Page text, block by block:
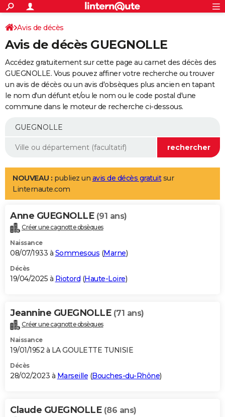
ACTUALITÉS
Politique
Société
Faits Divers
Education
Monde
Villes
+
SPORT
Coupe du monde 2026
Football
Tennis
Cyclisme
Rugby
Forum
Programme TV
TNT
Streaming
Cinéma
Sorties cinéma
Musique
+
FINANCE
Impôts
Immobilier
Risques naturels par ville
Banque
Assurance
Crédit
AUTO
Essais
Réserver un essai
Citadines
Berlines
SUV
Forum auto
+
Mobiles
Meilleur smartphone
Internet
Ordinateurs
Jeux vidéo
Guide high-tech
Aménagement intérieur
LIFESTYLE
Art de vivre
Bien-être
Loisirs
Mode
Modes de vie
Alimentation
Guide de la santé
Maladies
Médicaments
Sommeil
VOYAGE
Destinations
City break
Voyage nature
Voyage de noces
Forum
Climat
+PHOTO
GUIDES D'ACHAT
BONS PLANS
Carte de Noël
Carte Bonne année
Carte Saint-Valentin
Carte Pâques
Carte d'anniversaire
DICTIONNAIRE
Dictionnaire
Biographies
Citations
Expressions
Proverbes
PROGRAMME TV
S'inscrire
Se connecter
Lycées
Collèges
Primaires
Universités
Entreprises
Service militaire
Avis de recherche
AVIS DE DÉCÈS
Avis de décès
Avis de décès GUEGNOLLE
Accédez gratuitement sur cette page au carnet des décès des
GUEGNOLLE. Vous pouvez affiner votre recherche ou trouver
un avis de décès ou un avis d'obsèques plus ancien en tapant
le nom d'un défunt et/ou le nom ou le code postal d'une
commune dans le moteur de recherche ci-dessous.
NOUVEAU : publiez un avis de décès gratuitsur
Linternaute.com
Anne GUEGNOLLE (91 ans)
Créer une cagnotte obsèques
Naissance
08/07/1933 à Sommesous (Marne)
Décès
19/04/2025 à Riotord (Haute-Loire)
Jeannine GUEGNOLLE (71 ans)
Créer une cagnotte obsèques
Naissance
19/01/1952 à LA GOULETTE TUNISIE
Décès
28/02/2023 à Marseille (Bouches-du-Rhône)
Claude GUEGNOLLE (86 ans)